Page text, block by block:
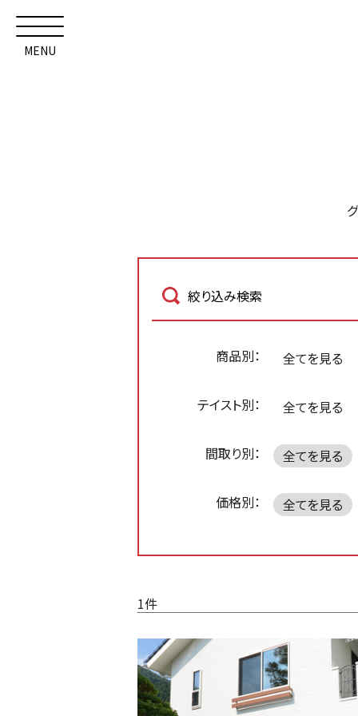
MENU
絞り込み検索
商品別： 全てを見る
テイスト別： 全てを見る
間取り別： 全てを見る
価格別： 全てを見る
1件